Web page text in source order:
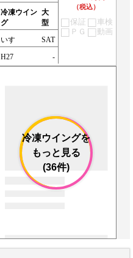
冷凍ウイン
グ
大
型
いすゞ
SAT
H27
-
（税込）
保証
車検
ＰＧ
動画
冷凍ウイングを
もっと見る
(36件)